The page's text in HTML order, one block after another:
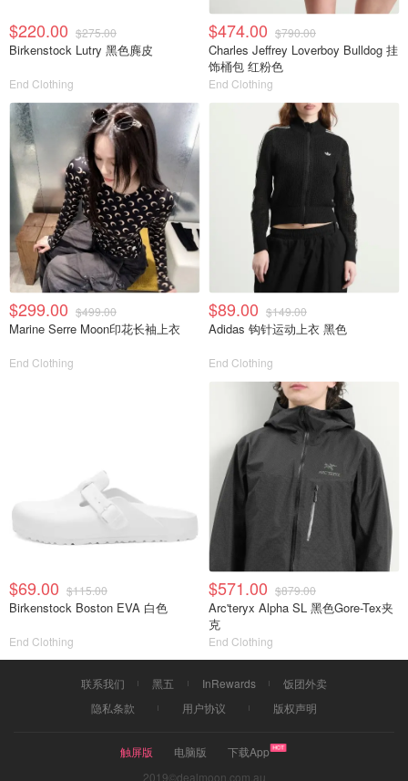
$220.00 $275.00
Birkenstock Lutry 黑色麂皮
End Clothing
$474.00 $790.00
Charles Jeffrey Loverboy Bulldog 挂
饰桶包 红粉色
End Clothing
$299.00 $499.00
Marine Serre Moon印花长袖上衣
End Clothing
$89.00 $149.00
Adidas 钩针运动上衣 黑色
End Clothing
$69.00 $115.00
Birkenstock Boston EVA 白色
End Clothing
$571.00 $879.00
Arc'teryx Alpha SL 黑色Gore-Tex夹
克
End Clothing
联系我们 黑五 InRewards
饭团外卖
隐私条款
用户协议 版权声明
触屏版 电脑版
下载App
2019©dealmoon.com.au